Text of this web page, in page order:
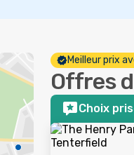
Meilleur prix
Offres
Choix